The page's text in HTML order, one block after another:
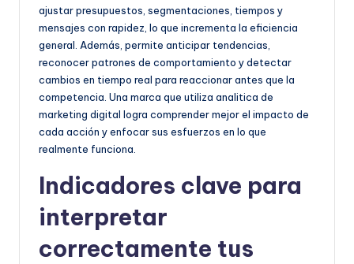
ajustar presupuestos, segmentaciones, tiempos y
mensajes con rapidez, lo que incrementa la eficiencia
general. Además, permite anticipar tendencias,
reconocer patrones de comportamiento y detectar
cambios en tiempo real para reaccionar antes que la
competencia. Una marca que utiliza analitica de
marketing digital logra comprender mejor el impacto de
cada acción y enfocar sus esfuerzos en lo que
realmente funciona.
Indicadores clave para
interpretar
correctamente tus